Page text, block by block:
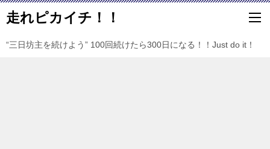
走れピカイチ！！
“三日坊主を続けよう” 100回続けたら300日になる！！Just do it！